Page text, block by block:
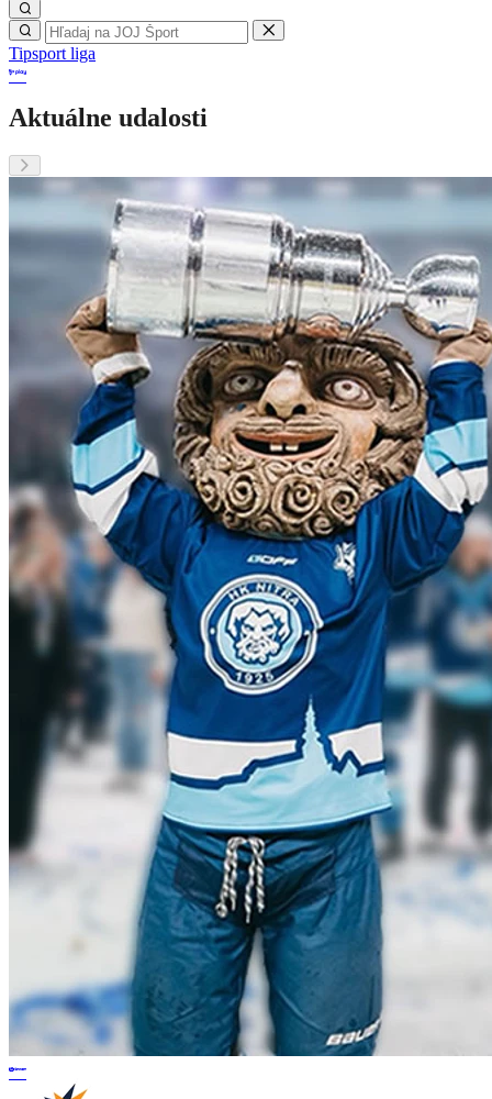
Tipsport liga
Aktuálne udalosti